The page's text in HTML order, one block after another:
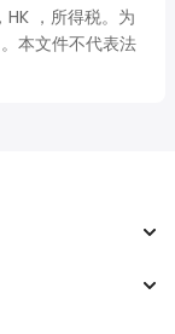
，所得税。为
本文件不代表法